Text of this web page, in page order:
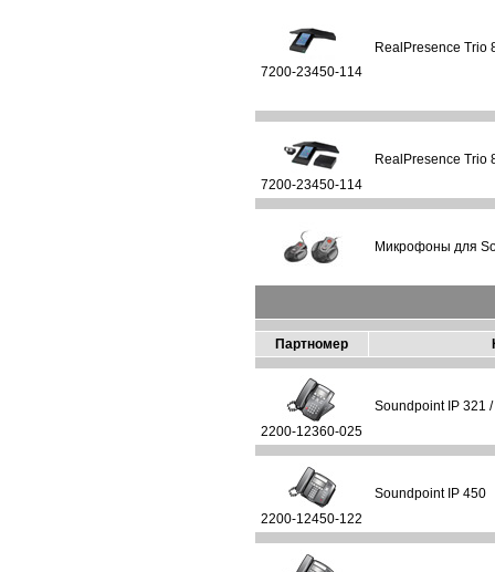
7200-23450-114
RealPresence Trio
7200-23450-114
RealPresence Trio
Микрофоны для
Партномер
2200-12360-025
Soundpoint IP 321
2200-12450-122
Soundpoint IP 450